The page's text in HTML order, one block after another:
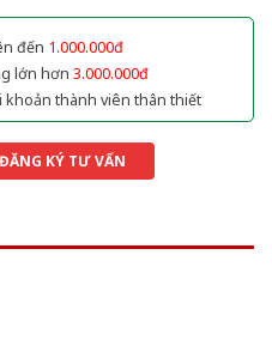
đến 1.000.000đ
lớn hơn 3.000.000đ
khoản thành viên thân thiết
ĐĂNG KÝ TƯ VẤN